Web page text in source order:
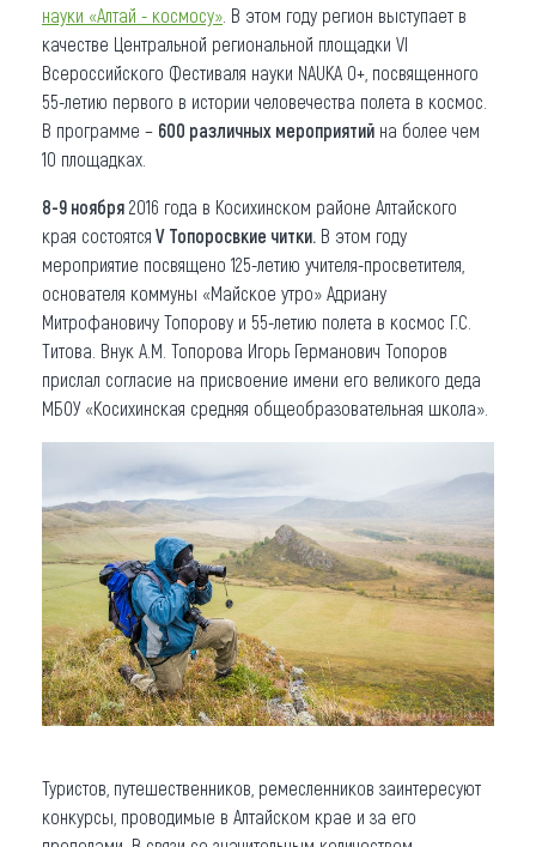
науки «Алтай - космосу» . В этом году регион выступает в
качестве Центральной региональной площадки VI
Всероссийского Фестиваля науки NAUKA 0+, посвященного
55-летию первого в истории человечества полета в космос.
В программе – 600 различных мероприятий на более чем
10 площадках.
8-9 ноября 2016 года в Косихинском районе Алтайского
края состоятся V Топоросвкие читки. В этом году
мероприятие посвящено 125-летию учителя-просветителя,
основателя коммуны «Майское утро» Адриану
Митрофановичу Топорову и 55-летию полета в космос Г.С.
Титова. Внук А.М. Топорова Игорь Германович Топоров
прислал согласие на присвоение имени его великого деда
МБОУ «Косихинская средняя общеобразовательная школа».
Туристов, путешественников, ремесленников заинтересуют
конкурсы, проводимые в Алтайском крае и за его